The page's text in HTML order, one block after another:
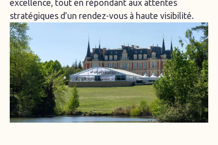
excellence, tout en répondant aux attentes
stratégiques d’un rendez-vous à haute visibilité.